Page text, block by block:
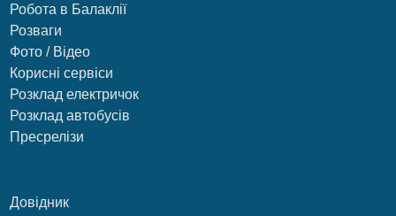
Робота в Балаклії
Розваги
Фото / Відео
Корисні сервіси
Розклад електричок
Розклад автобусів
Пресрелізи
Довідник